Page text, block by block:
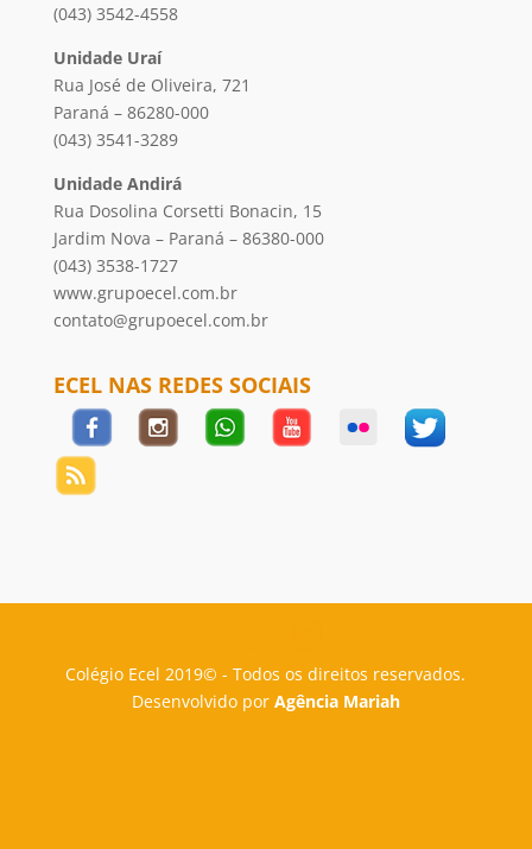
(043) 3542-4558
Unidade Uraí
Rua José de Oliveira, 721
Paraná – 86280-000
(043) 3541-3289
Unidade Andirá
Rua Dosolina Corsetti Bonacin, 15
Jardim Nova – Paraná – 86380-000
(043) 3538-1727
www.grupoecel.com.br
contato@grupoecel.com.br
ECEL NAS REDES SOCIAIS
Colégio Ecel 2019© - Todos os direitos reservados.
Desenvolvido por Agência Mariah